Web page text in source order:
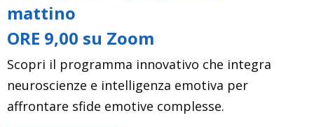
mattino
ORE 9,00 su Zoom
Scopri il programma innovativo che integra
neuroscienze e intelligenza emotiva per
affrontare sfide emotive complesse.